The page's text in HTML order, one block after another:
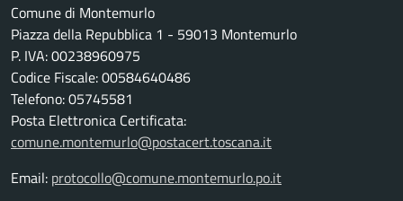
Comune di Montemurlo
Piazza della Repubblica 1 - 59013 Montemurlo
P. IVA: 00238960975
Codice Fiscale: 00584640486
Telefono: 05745581
Posta Elettronica Certificata:
comune.montemurlo@postacert.toscana.it
Email: protocollo@comune.montemurlo.po.it